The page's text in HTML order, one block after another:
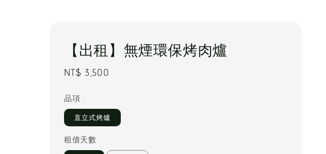
【出租】無煙環保烤肉爐
Regular
NT$ 3,500
品項
直立式烤爐
租借天數